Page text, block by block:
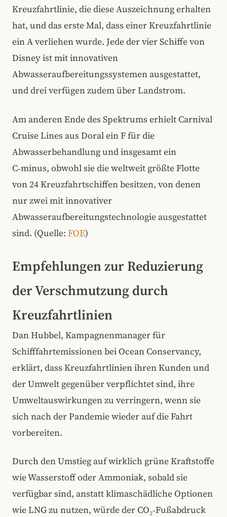
Kreuzfahrtlinie, die diese Auszeichnung erhalten
hat, und das erste Mal, dass einer Kreuzfahrtlinie
ein A verliehen wurde. Jede der vier Schiffe von
Disney ist mit innovativen
Abwasseraufbereitungssystemen ausgestattet,
und drei verfügen zudem über Landstrom.
Am anderen Ende des Spektrums erhielt Carnival
Cruise Lines aus Doral ein F für die
Abwasserbehandlung und insgesamt ein
C‑minus, obwohl sie die weltweit größte Flotte
von 24 Kreuzfahrtschiffen besitzen, von denen
nur zwei mit innovativer
Abwasseraufbereitungstechnologie ausgestattet
sind. (Quelle: FOE)
Empfehlungen zur Reduzierung
der Verschmutzung durch
Kreuzfahrtlinien
Dan Hubbel, Kampagnenmanager für
Schifffahrtemissionen bei Ocean Conservancy,
erklärt, dass Kreuzfahrtlinien ihren Kunden und
der Umwelt gegenüber verpflichtet sind, ihre
Umweltauswirkungen zu verringern, wenn sie
sich nach der Pandemie wieder auf die Fahrt
vorbereiten.
Durch den Umstieg auf wirklich grüne Kraftstoffe
wie Wasserstoff oder Ammoniak, sobald sie
verfügbar sind, anstatt klimaschädliche Optionen
wie LNG zu nutzen, würde der CO₂‑Fußabdruck